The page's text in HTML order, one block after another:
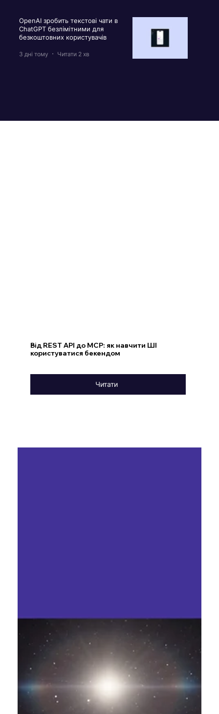
Від REST API до MCP: як навчити ШІ
користуватися бекендом
Читати
OpenAI зробить текстові чати в
ChatGPT безлімітними для
безкоштовних користувачів
3 дні тому Читати 2 хв